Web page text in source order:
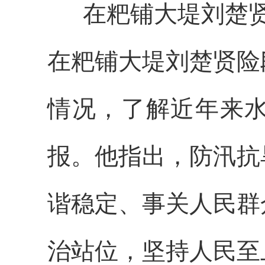
在粑铺大堤刘楚
在粑铺大堤刘楚贤
情况，了解近年来
报。他指出，防汛
谐稳定、事关人民
治站位，坚持人民